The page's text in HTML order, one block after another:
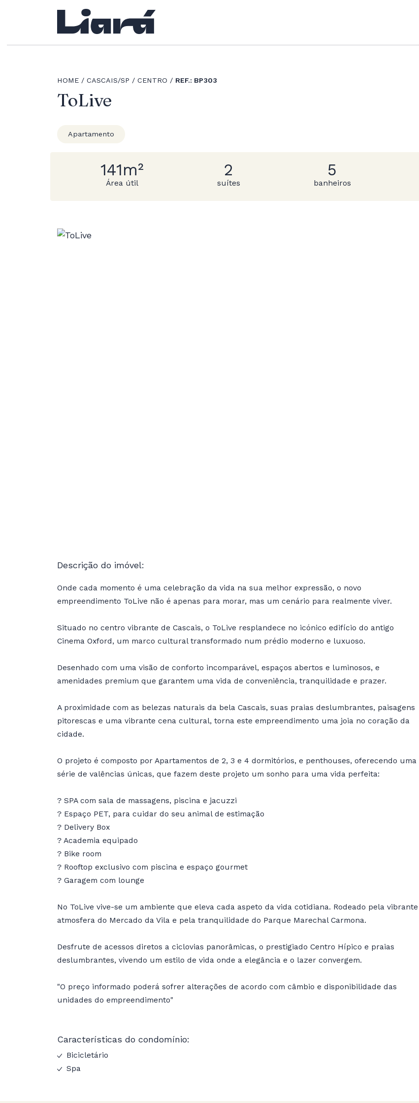
HOME CASCAIS/SP CENTRO REF.: BP303
ToLive
Apartamento
141m²
Área útil
2
suítes
5
banheiros
Descrição do imóvel:
Onde cada momento é uma celebração da vida na sua melhor expressão, o novo
empreendimento ToLive não é apenas para morar, mas um cenário para realmente viver.
Situado no centro vibrante de Cascais, o ToLive resplandece no icónico edifício do antigo
Cinema Oxford, um marco cultural transformado num prédio moderno e luxuoso.
Desenhado com uma visão de conforto incomparável, espaços abertos e luminosos, e
amenidades premium que garantem uma vida de conveniência, tranquilidade e prazer.
A proximidade com as belezas naturais da bela Cascais, suas praias deslumbrantes, paisagens
pitorescas e uma vibrante cena cultural, torna este empreendimento uma joia no coração da
cidade.
O projeto é composto por Apartamentos de 2, 3 e 4 dormitórios, e penthouses, oferecendo uma
série de valências únicas, que fazem deste projeto um sonho para uma vida perfeita:
? SPA com sala de massagens, piscina e jacuzzi
? Espaço PET, para cuidar do seu animal de estimação
? Delivery Box
? Academia equipado
? Bike room
? Rooftop exclusivo com piscina e espaço gourmet
? Garagem com lounge
No ToLive vive-se um ambiente que eleva cada aspeto da vida cotidiana. Rodeado pela vibrante
atmosfera do Mercado da Vila e pela tranquilidade do Parque Marechal Carmona.
Desfrute de acessos diretos a ciclovias panorâmicas, o prestigiado Centro Hípico e praias
deslumbrantes, vivendo um estilo de vida onde a elegância e o lazer convergem.
"O preço informado poderá sofrer alterações de acordo com câmbio e disponibilidade das
unidades do empreendimento"
Características do condomínio:
Bicicletário
Spa